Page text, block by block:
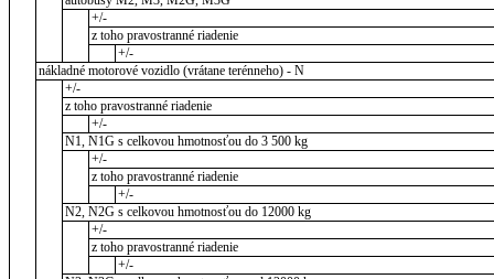
+/-
z toho pravostranné riadenie
+/-
nákladné motorové vozidlo (vrátane terénneho) - N
+/-
z toho pravostranné riadenie
+/-
N1, N1G s celkovou hmotnosťou do 3 500 kg
+/-
z toho pravostranné riadenie
+/-
N2, N2G s celkovou hmotnosťou do 12000 kg
+/-
z toho pravostranné riadenie
+/-